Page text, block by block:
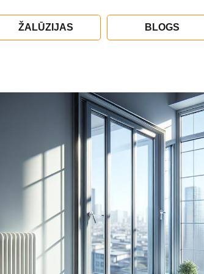
ŽALŪZIJAS BLOGS